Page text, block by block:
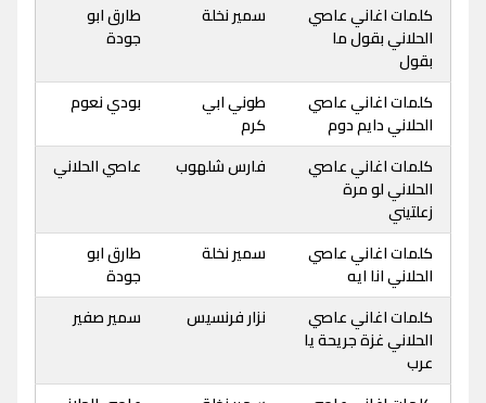
كلمات اغاني عاصي
الحلاني بقول ما
بقول
سمير نخلة
طارق ابو
جودة
كلمات اغاني عاصي
الحلاني دايم دوم
طوني ابي
كرم
بودي نعوم
كلمات اغاني عاصي
الحلاني لو مرة
زعلتيني
فارس شلهوب عاصي الحلاني
كلمات اغاني عاصي
الحلاني انا ايه
سمير نخلة
طارق ابو
جودة
كلمات اغاني عاصي
الحلاني غزة جريحة يا
عرب
نزار فرنسيس سمير صفير